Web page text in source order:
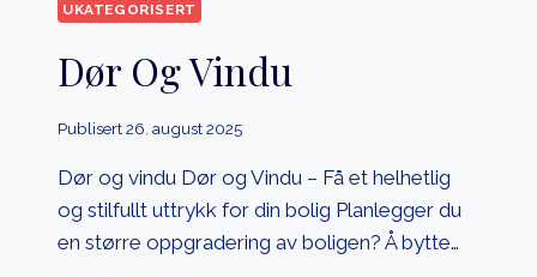
UKATEGORISERT
Dør Og Vindu
Publisert26. august 2025
Dør og vindu Dør og Vindu – Få et helhetlig
og stilfullt uttrykk for din bolig Planlegger du
en større oppgradering av boligen? Å bytte…